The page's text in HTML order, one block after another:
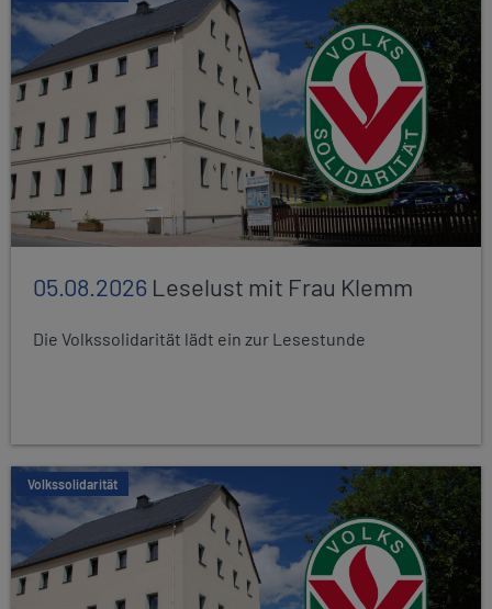
05.08.2026 Leselust mit Frau Klemm
Die Volkssolidarität lädt ein zur Lesestunde
Volkssolidarität